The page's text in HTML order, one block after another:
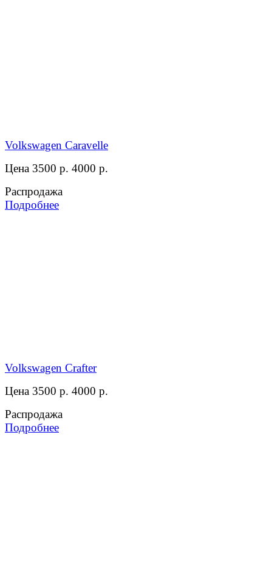
Volkswagen Caravelle
Цена 3500 р. 4000 р.
Распродажа
Подробнее
Volkswagen Crafter
Цена 3500 р. 4000 р.
Распродажа
Подробнее